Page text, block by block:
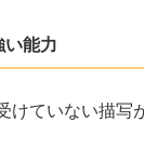
い能力
けていない描写